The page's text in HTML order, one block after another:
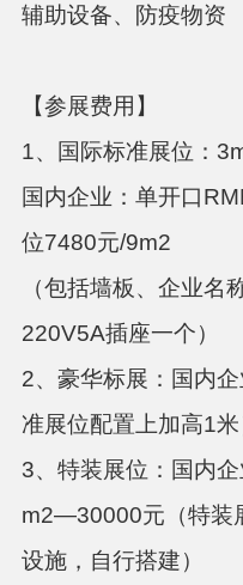
辅助设备、防疫物资
【参展费用】
1、国际标准展位：
国内企业：单开口
位7480元/9m2
（包括墙板、企业名
220V5A插座一个）
2、豪华标展： 国内企
准展位配置上加高1米
3、特装展位： 国内企
m2—30000元（特装
设施，自行搭建）